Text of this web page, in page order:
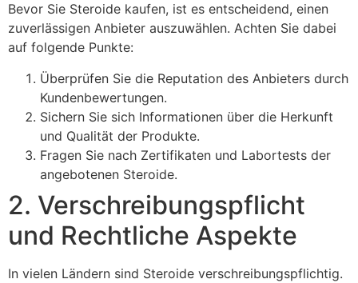
Bevor Sie Steroide kaufen, ist es entscheidend, einen
zuverlässigen Anbieter auszuwählen. Achten Sie dabei
auf folgende Punkte:
Überprüfen Sie die Reputation des Anbieters durch
Kundenbewertungen.
Sichern Sie sich Informationen über die Herkunft
und Qualität der Produkte.
Fragen Sie nach Zertifikaten und Labortests der
angebotenen Steroide.
2. Verschreibungspflicht
und Rechtliche Aspekte
In vielen Ländern sind Steroide verschreibungspflichtig.